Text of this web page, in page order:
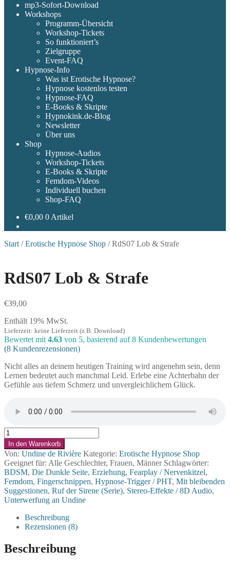
mp3-Sofort-Download
Workshops
Programm-Übersicht
Workshop-Tickets
So funktioniert’s
Zielgruppe
Event-FAQ
Hypnose-Info
Was ist Erotische Hypnose?
Hypnose kostenlos testen
Hypnose-FAQ
E-Books & Skripte
Hypnokink.de-Blog
Newsletter
Über uns
Shop
Hypnose-Audios
Workshop-Tickets
E-Books & Skripte
Femdom-Videos
Individuell buchen
Shop-FAQ
€0,00 0 Artikel
Start /Erotische Hypnose Shop /RdS07 Lob & Strafe
RdS07 Lob & Strafe
€39,00
Enthält 19% MwSt.
Lieferzeit: keine Lieferzeit (z.B. Download)
Bewertet mit 4.63 von 5, basierend auf8 Kundenbewertungen
(8 Kundenrezensionen)
Nicht alles an deinem heutigen Training wird angenehm sein, denn
Lernen bedeutet auch manchmal Leid. Erlebe eine Achterbahn der
Gefühle aus tiefem Schmerz und unvergleichlichem Glück.
RdS07
Lob
&
Strafe
Menge
In den Warenkorb
Von: Undine de Rivière Kategorie: Erotische Hypnose Shop
Geeignet für: Alle Geschlechter, Frauen, Männer Schlagwörter:
BDSM, Die Dunkle Seite, Erziehung, Fearplay / Nervenkitzel,
Femdom, Fingerschnippen, Hypnose-Trigger / PHT, Mit bleibenden
Suggestionen, Ruf der Sirene (Serie), Stereo-Effekte / 8D Audio,
Unterwerfung an Undine
Beschreibung
Rezensionen (8)
Beschreibung